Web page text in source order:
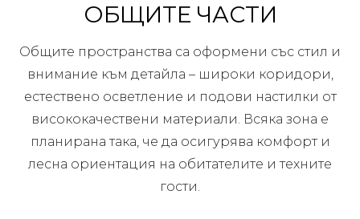
ОБЩИТЕ ЧАСТИ
Общите пространства са оформени със стил и
внимание към детайла – широки коридори,
естествено осветление и подови настилки от
висококачествени материали. Всяка зона е
планирана така, че да осигурява комфорт и
лесна ориентация на обитателите и техните
гости.